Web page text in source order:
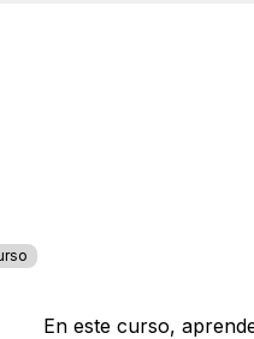
En este curso,